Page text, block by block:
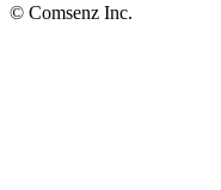
© Comsenz Inc.